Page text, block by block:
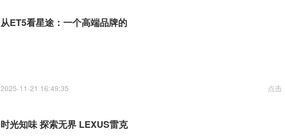
从ET5看星途：一个高端品牌的
2025-11-21 16:49:35 点击
时光知味 探索无界 LEXUS雷克